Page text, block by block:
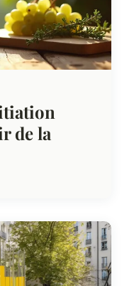
de la